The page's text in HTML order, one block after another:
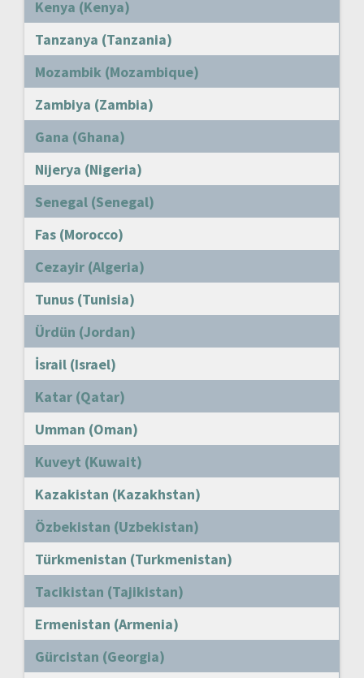
Kenya (Kenya)
Tanzanya (Tanzania)
Mozambik (Mozambique)
Zambiya (Zambia)
Gana (Ghana)
Nijerya (Nigeria)
Senegal (Senegal)
Fas (Morocco)
Cezayir (Algeria)
Tunus (Tunisia)
Ürdün (Jordan)
İsrail (Israel)
Katar (Qatar)
Umman (Oman)
Kuveyt (Kuwait)
Kazakistan (Kazakhstan)
Özbekistan (Uzbekistan)
Türkmenistan (Turkmenistan)
Tacikistan (Tajikistan)
Ermenistan (Armenia)
Gürcistan (Georgia)